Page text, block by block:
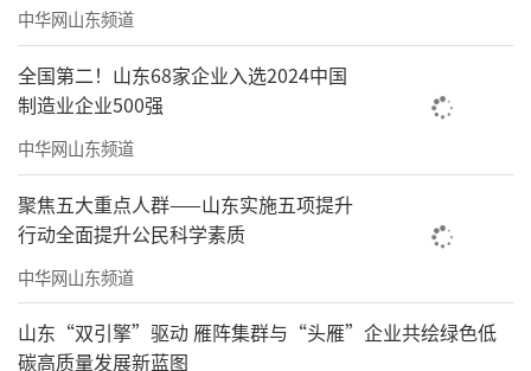
据不完全统计，截至目前，恒丰银行共计3
5.08亿股股份被司法冻结，其中，部分股东持
有的该行股权多次被法院冻结。该行第十大股
东上海国正和其余三家股东上海国之杰投资发
展有限公司、上海中路（集团）有限公司、重
庆捷尔医疗设备有限公司已被法院列入失信被
执行人名单。上海中路（集团）有限公司现存2
条失信被执行人信息，涉案总金额1.57亿元。
重庆捷尔医疗设备有限公司则多次成为失信被
中华网山东频道
全国第二！山东68家企业入选2024中国
制造业企业500强
中华网山东频道
聚焦五大重点人群——山东实施五项提升
行动全面提升公民科学素质
中华网山东频道
山东“双引擎”驱动 雁阵集群与“头雁”企业共绘绿色低
碳高质量发展新蓝图